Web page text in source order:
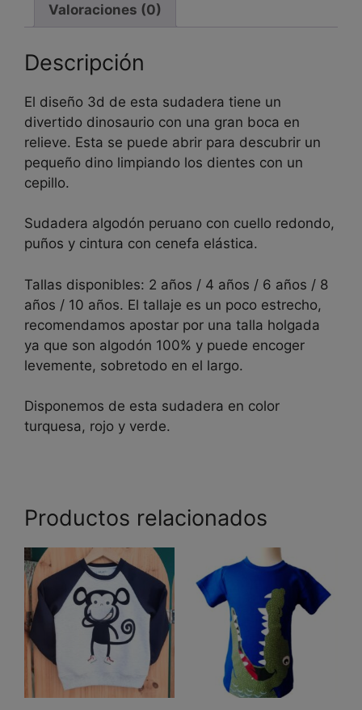
Valoraciones (0)
Descripción
El diseño 3d de esta sudadera tiene un
divertido dinosaurio con una gran boca en
relieve. Esta se puede abrir para descubrir un
pequeño dino limpiando los dientes con un
cepillo.
Sudadera algodón peruano con cuello redondo,
puños y cintura con cenefa elástica.
Tallas disponibles: 2 años / 4 años / 6 años / 8
años / 10 años. El tallaje es un poco estrecho,
recomendamos apostar por una talla holgada
ya que son algodón 100% y puede encoger
levemente, sobretodo en el largo.
Disponemos de esta sudadera en color
turquesa, rojo y verde.
Productos relacionados